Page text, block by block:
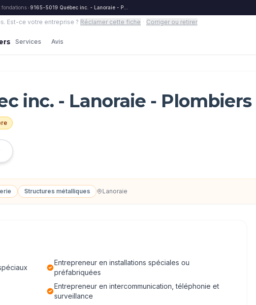
fondations › 9165-5019 Québec inc. - Lanoraie - Plombiers
Est-ce votre entreprise ? Réclamer cette fiche · Corriger ou retirer
Services Avis
inc. - Lanoraie - Plombiers
Structures métalliques Lanoraie
Entrepreneur en installations spéciales ou
préfabriquées
Entrepreneur en intercommunication, téléphonie et
surveillance